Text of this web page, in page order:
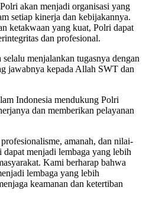
akan menjadi organisasi yang
setiap kinerja dan kebijakannya.
ketakwaan yang kuat, Polri dapat
dan profesional.
menjalankan tugasnya dengan
jawabnya kepada Allah SWT dan
Indonesia mendukung Polri
dan memberikan pelayanan
amanah, dan nilai-
menjadi lembaga yang lebih
Kami berharap bahwa
lembaga yang lebih
keamanan dan ketertiban